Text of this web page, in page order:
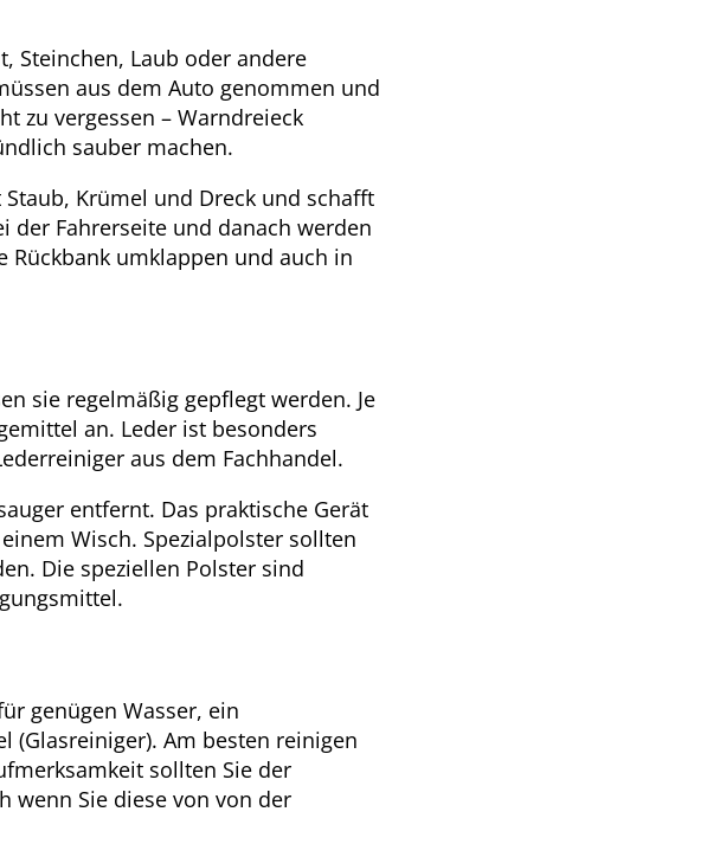
Steinchen, Laub oder andere
aus dem Auto genommen und
zu vergessen – Warndreieck
sauber machen.
Krümel und Dreck und schafft
Fahrerseite und danach werden
Rückbank umklappen und auch in
sie regelmäßig gepflegt werden. Je
an. Leder ist besonders
aus dem Fachhandel.
entfernt. Das praktische Gerät
Wisch. Spezialpolster sollten
Die speziellen Polster sind
genügen Wasser, ein
(Glasreiniger). Am besten reinigen
sollten Sie der
wenn Sie diese von von der